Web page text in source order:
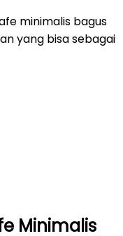
minimalis bagus
yang bisa sebagai
Minimalis